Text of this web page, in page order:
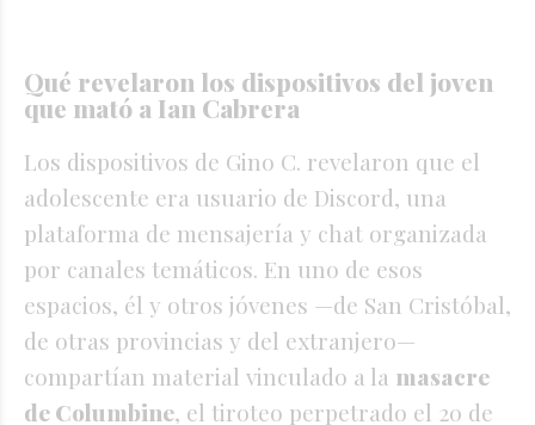
Qué revelaron los dispositivos del joven
que mató a Ian Cabrera
Los dispositivos de Gino C. revelaron que el
adolescente era usuario de Discord, una
plataforma de mensajería y chat organizada
por canales temáticos. En uno de esos
espacios, él y otros jóvenes —de San Cristóbal,
de otras provincias y del extranjero—
compartían material vinculado a la masacre
de Columbine, el tiroteo perpetrado el 20 de